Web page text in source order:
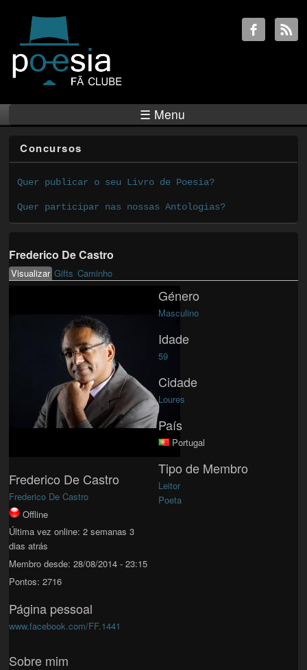
☰ Menu
Concursos
Quer publicar o seu Livro de Poesia?
Quer participar nas nossas Antologias?
Frederico De Castro
Primary tabs
Visualizar(active tab)
Gifts Caminho
Frederico De Castro
Frederico De Castro
Offline
Última vez online: 2 semanas 3
dias atrás
Membro desde: 28/08/2014 - 23:15
Pontos: 2716
Género
Masculino
Idade
59
Cidade
Loures
País
Portugal
Tipo de Membro
Leitor
Poeta
Página pessoal
www.facebook.com/FF.1441
Sobre mim